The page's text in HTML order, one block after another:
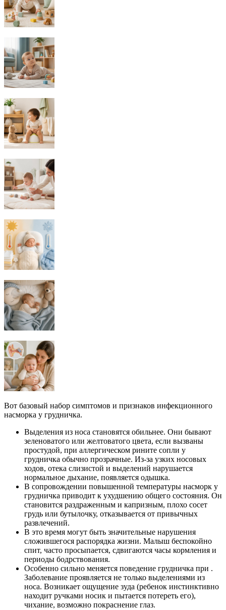
Вот базовый набор симптомов и признаков инфекционного
насморка у грудничка.
Выделения из носа становятся обильнее. Они бывают
зеленоватого или желтоватого цвета, если вызваны
простудой, при аллергическом рините сопли у
грудничка обычно прозрачные. Из-за узких носовых
ходов, отека слизистой и выделений нарушается
нормальное дыхание, появляется одышка.
В сопровождении повышенной температуры насморк у
грудничка приводит к ухудшению общего состояния. Он
становится раздраженным и капризным, плохо сосет
грудь или бутылочку, отказывается от привычных
развлечений.
В это время могут быть значительные нарушения
сложившегося распорядка жизни. Малыш беспокойно
спит, часто просыпается, сдвигаются часы кормления и
периоды бодрствования.
Особенно сильно меняется поведение грудничка при .
Заболевание проявляется не только выделениями из
носа. Возникает ощущение зуда (ребенок инстинктивно
находит ручками носик и пытается потереть его),
чихание, возможно покраснение глаз.